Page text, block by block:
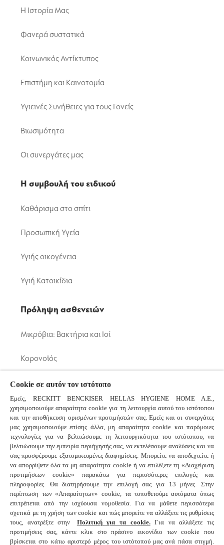
Η Ιστορία Μας
Φανερά συστατικά
Κοινωνικός Αντίκτυπος
Επιστήμη και Καινοτομία
Υγιεινές Συνήθειες για τους Γονείς
Βιωσιμότητα
Οι συνεργάτες μας
Η συμβουλή του ειδικού
Καθάρισμα στο σπίτι
Προσωπική Υγεία
Υγιής οικογένεια
Υγιή Κατοικίδια
Πρόληψη ασθενειών
Μικρόβια: Βακτήρια και Ιοί
Κορονοϊός
Κοινό Κρυολόγημα και Γρίπη
Συχνές ερωτήσεις
Συνδεθείτε μαζί μας
© 2025 Reckitt Benckiser - All Rights Reserved
Επικοινωνήστε μαζί μας
Όροι και προυποθέσεις
Cookie σε αυτόν τον ιστότοπο
Εμείς, RECKITT BENCKISER HELLAS HYGIENE HOME A.E.,
χρησιμοποιούμε απαραίτητα cookie για τη λειτουργία αυτού του ιστότοπου
και την αποθήκευση ορισμένων προτιμήσεών σας. Εμείς και οι συνεργάτες
μας χρησιμοποιούμε επίσης άλλα, μη απαραίτητα cookie και παρόμοιες
τεχνολογίες για να βελτιώσουμε τη λειτουργικότητα του ιστότοπου, να
βελτιώσουμε την εμπειρία περιήγησής σας, να εκτελέσουμε αναλύσεις και να
σας προσφέρουμε εξατομικευμένες διαφημίσεις. Μπορείτε να αποδεχτείτε ή
να απορρίψετε όλα τα μη απαραίτητα cookie ή να επιλέξετε τη «Διαχείριση
προτιμήσεων cookie» παρακάτω για περισσότερες επιλογές και
πληροφορίες. Θα διατηρήσουμε την επιλογή σας για 13 μήνες. Στην
περίπτωση των «Απαραίτητων» cookie, τα τοποθετούμε αυτόματα όπως
επιτρέπεται από την ισχύουσα νομοθεσία. Για να μάθετε περισσότερα
σχετικά με τη χρήση των cookie και πώς μπορείτε να αλλάξετε τις ρυθμίσεις
τους, ανατρέξτε στην
Πολιτική για τα cookie.Για να αλλάξετε τις
προτιμήσεις σας, κάντε κλικ στο πράσινο εικονίδιο των cookie που
βρίσκεται στο κάτω αριστερό μέρος του ιστότοπού μας ανά πάσα στιγμή.